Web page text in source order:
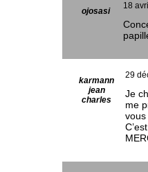
ojosasi
18
karmann
jean
charles
29
Je
me